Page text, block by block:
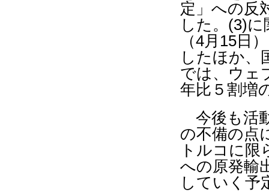
定」への反
した。 (3)に
（4月 15 日
したほか、
では、ウェ
年比５割増
今後も活
の不備の点
トルコに
への原発輸
していく予